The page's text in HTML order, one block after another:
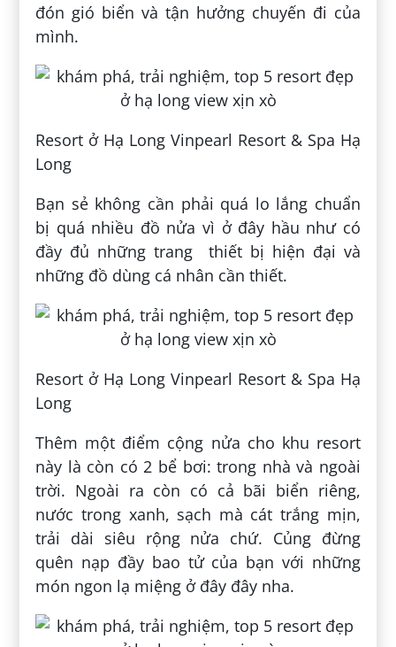
đón gió biển và tận hưởng chuyến đi của
mình.
Resort ở Hạ Long Vinpearl Resort & Spa Hạ
Long
Bạn sẻ không cần phải quá lo lắng chuẩn
bị quá nhiều đồ nửa vì ở đây hầu như có
đầy đủ những trang thiết bị hiện đại và
những đồ dùng cá nhân cần thiết.
Resort ở Hạ Long Vinpearl Resort & Spa Hạ
Long
Thêm một điểm cộng nửa cho khu resort
này là còn có 2 bể bơi: trong nhà và ngoài
trời. Ngoài ra còn có cả bãi biển riêng,
nước trong xanh, sạch mà cát trắng mịn,
trải dài siêu rộng nửa chứ. Củng đừng
quên nạp đầy bao tử của bạn với những
món ngon lạ miệng ở đây đây nha.